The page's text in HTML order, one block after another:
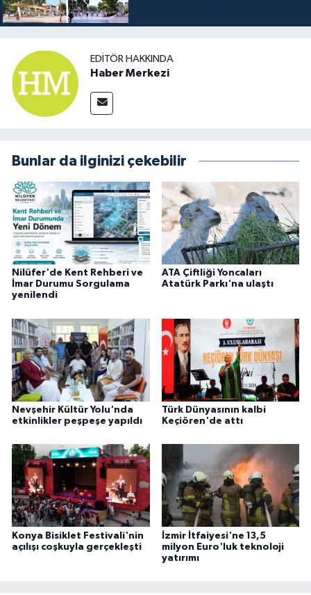
EDITÖR HAKKINDA
Haber Merkezi
Bunlar da ilginizi çekebilir
Nilüfer'de Kent Rehberi ve
İmar Durumu Sorgulama
yenilendi
ATA Çiftliği Yoncaları
Atatürk Parkı'na ulaştı
Nevşehir Kültür Yolu'nda
etkinlikler peşpeşe yapıldı
Türk Dünyasının kalbi
Keçiören'de attı
Konya Bisiklet Festivali'nin
açılışı coşkuyla gerçekleşti
İzmir İtfaiyesi'ne 13,5
milyon Euro'luk teknoloji
yatırımı